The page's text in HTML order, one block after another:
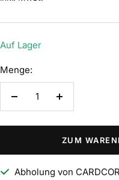
Auf Lager
Menge:
Menge
Menge
ZUM
Abholung von